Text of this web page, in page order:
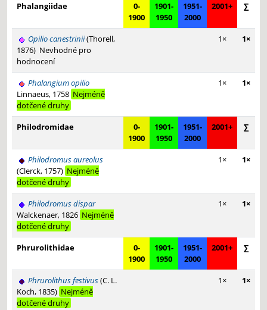
Phalangiidae
0-
1900
1901-
1950
1951-
2000
2001+ ∑
Opilio canestrinii(Thorell,
1876) Nevhodné pro
hodnocení
1× 1×
Phalangium opilio
Linnaeus, 1758 Nejméně
dotčené druhy
1× 1×
Philodromidae
0-
1900
1901-
1950
1951-
2000
2001+ ∑
Philodromus aureolus
(Clerck, 1757) Nejméně
dotčené druhy
1× 1×
Philodromus dispar
Walckenaer, 1826 Nejméně
dotčené druhy
1× 1×
Phrurolithidae
0-
1900
1901-
1950
1951-
2000
2001+ ∑
Phrurolithus festivus(C. L.
Koch, 1835) Nejméně
dotčené druhy
1× 1×